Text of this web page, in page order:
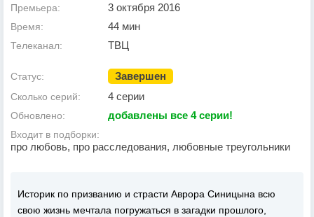
Премьера: 3 октября 2016
Время: 44 мин
Телеканал: ТВЦ
Статус: Завершен
Сколько серий: 4 серии
Обновлено: добавлены все 4 серии!
Входит в подборки:
про любовь, про расследования, любовные треугольники
Историк по призванию и страсти Аврора Синицына всю
свою жизнь мечтала погружаться в загадки прошлого,